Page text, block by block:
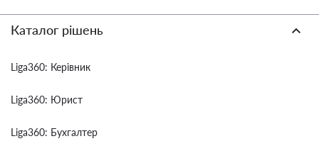
Каталог рішень
Liga360: Керівник
Liga360: Юрист
Liga360: Бухгалтер